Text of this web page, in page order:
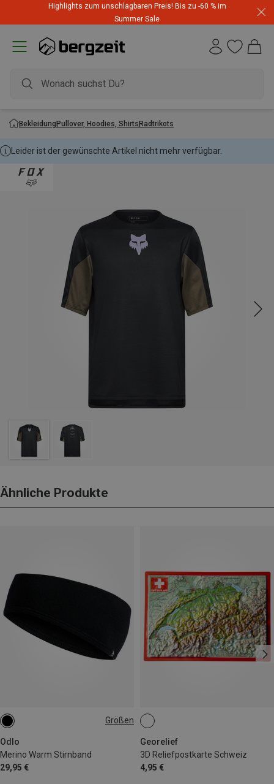
Highlights zum unschlagbaren Preis! Bis zu -60 % im
Summer Sale
BekleidungPullover, Hoodies, ShirtsRadtrikots
Leider ist der gewünschte Artikel nicht mehr verfügbar.
Ähnliche Produkte
Größen
Odlo
Merino Warm Stirnband
29,95 €
ONE SIZE
Georelief
3D Reliefpostkarte Schweiz
4,95 €